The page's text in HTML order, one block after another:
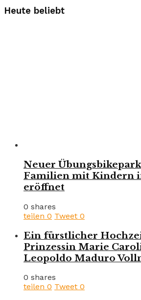
Heute beliebt
Neuer
Familien mit Kindern
eröffnet
0 shares
teilen 0 Tweet 0
Ein fürstlicher
Prinzessin Marie
Leopoldo Maduro
0 shares
teilen 0 Tweet 0